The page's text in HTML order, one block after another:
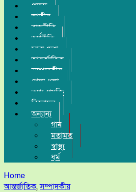
প্রচ্ছদ
জাতীয়
রাজনীতি
অর্থনীতি
সারা দেশ
আন্তর্জাতিক
সম্পাদকীয়
খেলা-ধুলা
তথ্য-প্রযুক্তি
বিনোদন
অন্যান্য
গান
মতামত
স্বাস্থ্য
ধর্ম
Home
আন্তর্জাতিক,সম্পাদকীয়